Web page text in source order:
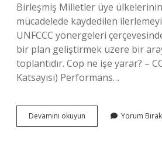
Birleşmiş Milletler üye
mücadelede kaydedilen
UNFCCC yönergeleri
bir plan geliştirmek üzere bir
toplantıdır. Cop ne işe yarar? –
Katsayısı) Performans…
Devamını okuyun
Açılımı
Yorum Bırak